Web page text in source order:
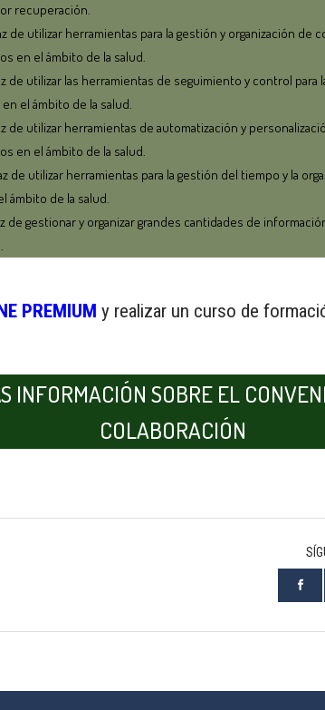
recuperación.
de utilizar herramientas para la gestión y organización de
en el ámbito de la salud.
de utilizar las herramientas de seguimiento y control para
el ámbito de la salud.
de utilizar herramientas de automatización y
en el ámbito de la salud.
de utilizar herramientas para la gestión del tiempo y la
ámbito de la salud.
de gestionar y organizar grandes cantidades de
PREMIUM y realizar un curso de
INFORMACIÓN SOBRE EL
COLABORACIÓN